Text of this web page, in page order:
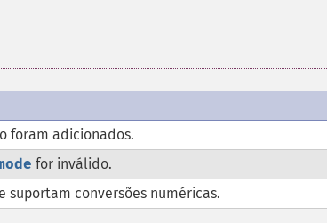
foram adicionados.
for inválido.
suportam conversões numéricas.